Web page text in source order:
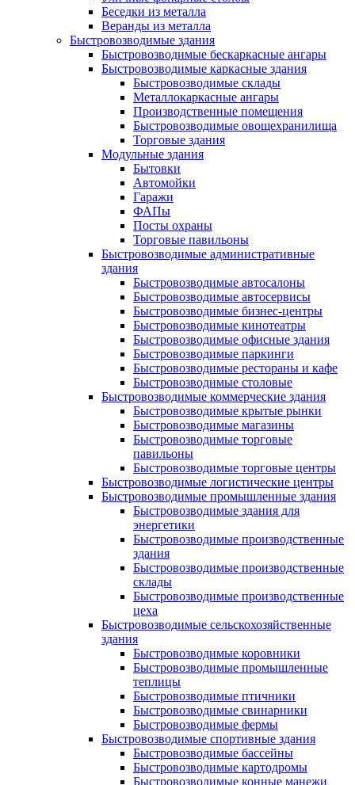
Беседки из металла
Веранды из металла
Быстровозводимые здания
Быстровозводимые бескаркасные ангары
Быстровозводимые каркасные здания
Быстровозводимые склады
Металлокаркасные ангары
Производственные помещения
Быстровозводимые овощехранилища
Торговые здания
Модульные здания
Бытовки
Автомойки
Гаражи
ФАПы
Посты охраны
Торговые павильоны
Быстровозводимые административные
здания
Быстровозводимые автосалоны
Быстровозводимые автосервисы
Быстровозводимые бизнес-центры
Быстровозводимые кинотеатры
Быстровозводимые офисные здания
Быстровозводимые паркинги
Быстровозводимые рестораны и кафе
Быстровозводимые столовые
Быстровозводимые коммерческие здания
Быстровозводимые крытые рынки
Быстровозводимые магазины
Быстровозводимые торговые
павильоны
Быстровозводимые торговые центры
Быстровозводимые логистические центры
Быстровозводимые промышленные здания
Быстровозводимые здания для
энергетики
Быстровозводимые производственные
здания
Быстровозводимые производственные
склады
Быстровозводимые производственные
цеха
Быстровозводимые сельскохозяйственные
здания
Быстровозводимые коровники
Быстровозводимые промышленные
теплицы
Быстровозводимые птичники
Быстровозводимые свинарники
Быстровозводимые фермы
Быстровозводимые спортивные здания
Быстровозводимые бассейны
Быстровозводимые картодромы
Быстровозводимые конные манежи